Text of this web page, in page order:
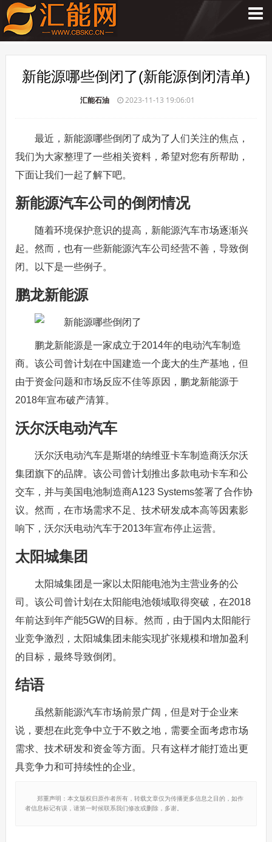
新能源哪些倒闭了(新能源倒闭清单)
汇能石油 2023-11-13 19:06:01
最近，新能源哪些倒闭了成为了人们关注的焦点，
我们为大家整理了一些相关资料，希望对您有所帮助，
下面让我们一起了解下吧。
新能源汽车公司的倒闭情况
随着环境保护意识的提高，新能源汽车市场逐渐兴
起。然而，也有一些新能源汽车公司经营不善，导致倒
闭。以下是一些例子。
鹏龙新能源
鹏龙新能源是一家成立于2014年的电动汽车制造
商。该公司曾计划在中国建造一个庞大的生产基地，但
由于资金问题和市场反应不佳等原因，鹏龙新能源于
2018年宣布破产清算。
沃尔沃电动汽车
沃尔沃电动汽车是斯堪的纳维亚卡车制造商沃尔沃
集团旗下的品牌。该公司曾计划推出多款电动卡车和公
交车，并与美国电池制造商A123 Systems签署了合作协
议。然而，在市场需求不足、技术研发成本高等因素影
响下，沃尔沃电动汽车于2013年宣布停止运营。
太阳城集团
太阳城集团是一家以太阳能电池为主营业务的公
司。该公司曾计划在太阳能电池领域取得突破，在2018
年前达到年产能5GW的目标。然而，由于国内太阳能行
业竞争激烈，太阳城集团未能实现扩张规模和增加盈利
的目标，最终导致倒闭。
结语
虽然新能源汽车市场前景广阔，但是对于企业来
说，要想在此竞争中立于不败之地，需要全面考虑市场
需求、技术研发和资金等方面。只有这样才能打造出更
具竞争力和可持续性的企业。
郑重声明：本文版权归原作者所有，转载文章仅为传播更多信息之目的，如作
者信息标记有误，请第一时候联系我们修改或删除，多谢。